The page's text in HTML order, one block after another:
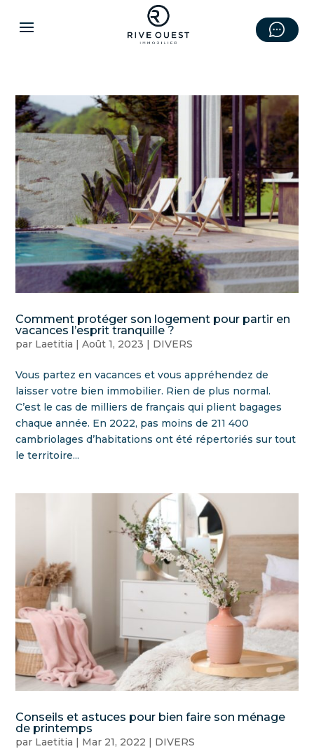
Comment protéger son logement pour partir en
vacances l’esprit tranquille ?
par Laetitia |Août 1, 2023 | DIVERS
Vous partez en vacances et vous appréhendez de
laisser votre bien immobilier. Rien de plus normal.
C’est le cas de milliers de français qui plient bagages
chaque année. En 2022, pas moins de 211 400
cambriolages d’habitations ont été répertoriés sur tout
le territoire...
Conseils et astuces pour bien faire son ménage
de printemps
par Laetitia Mar 21, 2022 DIVERS